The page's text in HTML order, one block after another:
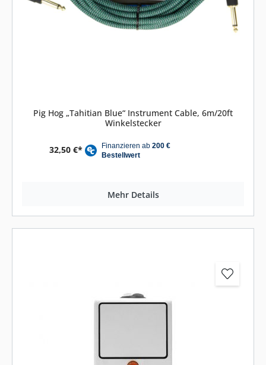
Pig Hog „Tahitian Blue“ Instrument Cable, 6m/20ft
Winkelstecker
32,50 €*
Mehr Details